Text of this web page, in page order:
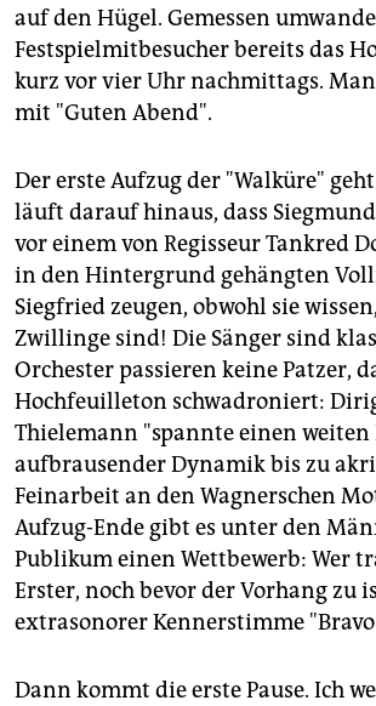
epaper login
auf den Hügel. Gemessen
Festspielmitbesucher bereits das
kurz vor vier Uhr nachmittags.
mit "Guten Abend".
Der erste Aufzug der "Walküre"
läuft darauf hinaus, dass
vor einem von Regisseur Tankred
in den Hintergrund gehängten
Siegfried zeugen, obwohl sie
Zwillinge sind! Die Sänger sind
Orchester passieren keine Patzer,
Hochfeuilleton schwadroniert:
Thielemann "spannte einen weiten
aufbrausender Dynamik bis zu
Feinarbeit an den Wagnerschen
Aufzug-Ende gibt es unter den
Publikum einen Wettbewerb: Wer
Erster, noch bevor der Vorhang zu
extrasonorer Kennerstimme
Dann kommt die erste Pause. Ich